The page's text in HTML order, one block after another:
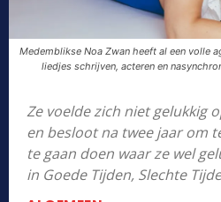
Medemblikse Noa Zwan heeft al een volle
liedjes schrijven, acteren en
Ze voelde zich niet gelukkig
en besloot na twee jaar om
te gaan doen waar ze wel
in Goede Tijden, Slechte